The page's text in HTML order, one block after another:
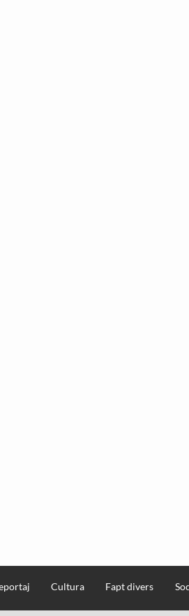
Cultura Fapt divers